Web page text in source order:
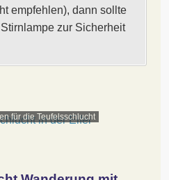
empfehlen), dann sollte
zur Sicherheit
für die Teufelsschlucht